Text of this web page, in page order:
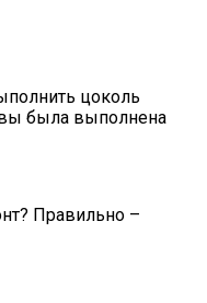
цоколь
была выполнена
Правильно –